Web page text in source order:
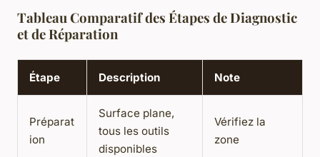
Tableau Comparatif des Étapes de Diagnostic
et de Réparation
Étape Description Note
Préparat
ion
Surface plane,
tous les outils
disponibles
Vérifiez la
zone